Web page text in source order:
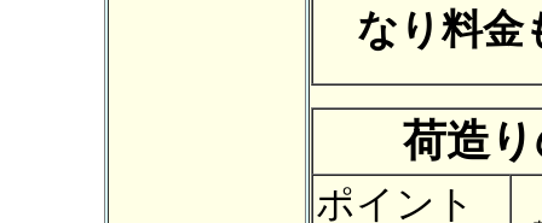
なり料金
荷造
ポイント